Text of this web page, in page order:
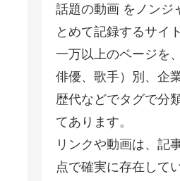
話題の動画 をノンジ
とめて記録するサイ
一万以上のページを
俳優、歌手）別、企
歴代などでタグで分
てあります。
リンクや動画は、記
点で確実に存在して